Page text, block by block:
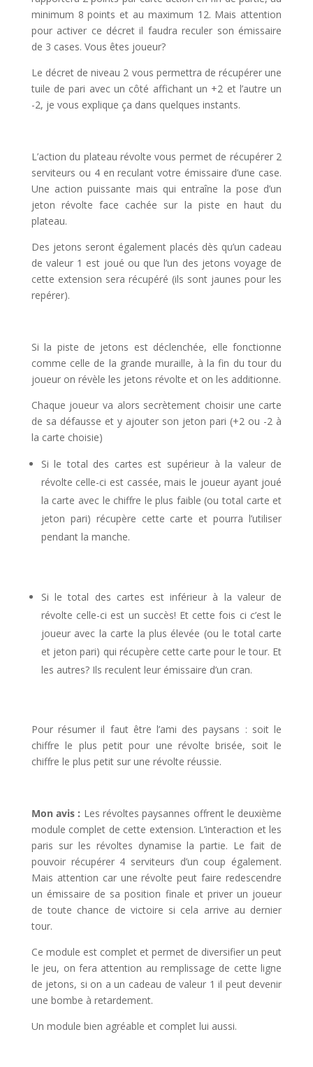
minimum 8 points et au maximum 12. Mais attention
pour activer ce décret il faudra reculer son émissaire
de 3 cases. Vous êtes joueur?
Le décret de niveau 2 vous permettra de récupérer une
tuile de pari avec un côté affichant un +2 et l’autre un
-2, je vous explique ça dans quelques instants.
L’action du plateau révolte vous permet de récupérer 2
serviteurs ou 4 en reculant votre émissaire d’une case.
Une action puissante mais qui entraîne la pose d’un
jeton révolte face cachée sur la piste en haut du
plateau.
Des jetons seront également placés dès qu’un cadeau
de valeur 1 est joué ou que l’un des jetons voyage de
cette extension sera récupéré (ils sont jaunes pour les
repérer).
Si la piste de jetons est déclenchée, elle fonctionne
comme celle de la grande muraille, à la fin du tour du
joueur on révèle les jetons révolte et on les additionne.
Chaque joueur va alors secrètement choisir une carte
de sa défausse et y ajouter son jeton pari (+2 ou -2 à
la carte choisie)
Si le total des cartes est supérieur à la valeur de
révolte celle-ci est cassée, mais le joueur ayant joué
la carte avec le chiffre le plus faible (ou total carte et
jeton pari) récupère cette carte et pourra l’utiliser
pendant la manche.
Si le total des cartes est inférieur à la valeur de
révolte celle-ci est un succès! Et cette fois ci c’est le
joueur avec la carte la plus élevée (ou le total carte
et jeton pari) qui récupère cette carte pour le tour. Et
les autres? Ils reculent leur émissaire d’un cran.
Pour résumer il faut être l’ami des paysans : soit le
chiffre le plus petit pour une révolte brisée, soit le
chiffre le plus petit sur une révolte réussie.
Mon avis : Les révoltes paysannes offrent le deuxième
module complet de cette extension. L’interaction et les
paris sur les révoltes dynamise la partie. Le fait de
pouvoir récupérer 4 serviteurs d’un coup également.
Mais attention car une révolte peut faire redescendre
un émissaire de sa position finale et priver un joueur
de toute chance de victoire si cela arrive au dernier
tour.
Ce module est complet et permet de diversifier un peut
le jeu, on fera attention au remplissage de cette ligne
de jetons, si on a un cadeau de valeur 1 il peut devenir
une bombe à retardement.
Un module bien agréable et complet lui aussi.